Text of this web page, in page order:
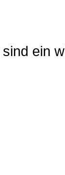
ein